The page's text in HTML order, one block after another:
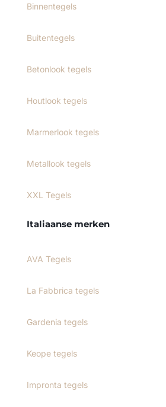
Binnentegels
Buitentegels
Betonlook tegels
Houtlook tegels
Marmerlook tegels
Metallook tegels
XXL Tegels
Italiaanse merken
AVA Tegels
La Fabbrica tegels
Gardenia tegels
Keope tegels
Impronta tegels